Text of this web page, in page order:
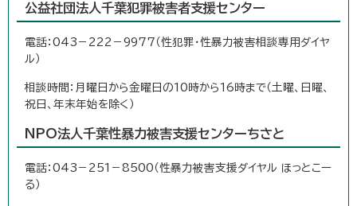
公益社団法人千葉犯罪被害者支援センター
電話：043－222－9977（性犯罪・性暴力被害相談専用ダイヤ
ル）
相談時間：月曜日から金曜日の10時から16時まで（土曜、日曜、
祝日、年末年始を除く）
NPO法人千葉性暴力被害支援センターちさと
電話：043－251－8500（性暴力被害支援ダイヤル ほっとこー
る）